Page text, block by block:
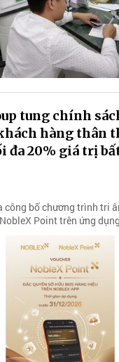
tung chính
hàng thân
đa 20% giá trị
công bố chương trình tri
Point trên ứng